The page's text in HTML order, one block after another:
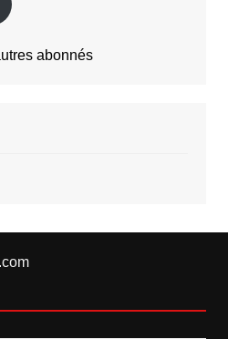
abonnés